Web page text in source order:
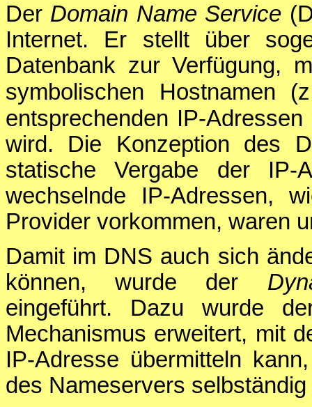
Der Domain Name Service
Internet. Er stellt über
Datenbank zur Verfügung,
symbolischen Hostnamen
entsprechenden IP-
wird. Die Konzeption des
statische Vergabe der IP-
wechselnde IP-Adressen,
Provider vorkommen, waren
Damit im DNS auch sich
können, wurde der
eingeführt. Dazu wurde
Mechanismus erweitert, mit
IP-Adresse übermitteln
des Nameservers